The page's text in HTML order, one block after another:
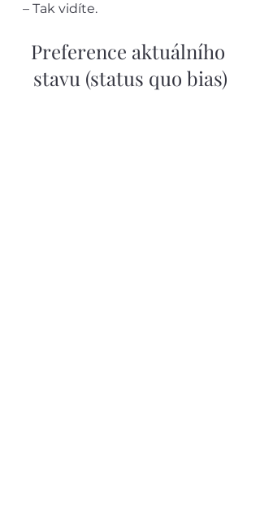
– Tak vidíte.
Preference aktuálního
stavu (status quo bias)